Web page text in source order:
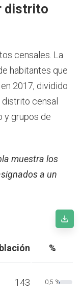
distrito
censales. La
habitantes que
2017, dividido
distrito censal
y grupos de
muestra los
a un
%
143 0,5 %